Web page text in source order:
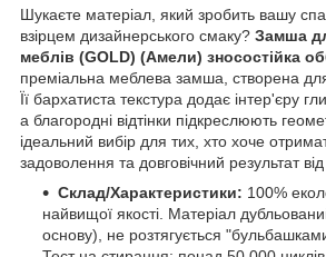
Шукаєте матеріал, який зробить вашу
взірцем дизайнерського смаку? Замша
меблів (GOLD) (Амели) зносостійка
преміальна меблева замша, створена для
Її бархатиста текстура додає інтер'єру
а благородні відтінки підкреслюють
ідеальний вибір для тих, хто хоче
задоволення та довговічний результат від
Склад/Характеристики: 100%
найвищої якості. Матеріал
основу), не розтягується